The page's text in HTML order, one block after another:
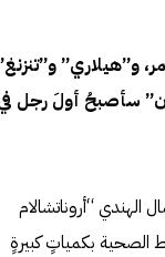
و”هيلاري”
سأصبحُ أولَ رجل
“أروناتشالام
الصحية بكمياتٍ كبيرةٍ